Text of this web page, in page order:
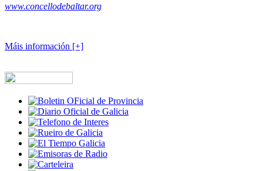
www.concellodebaltar.org
Máis información [+]